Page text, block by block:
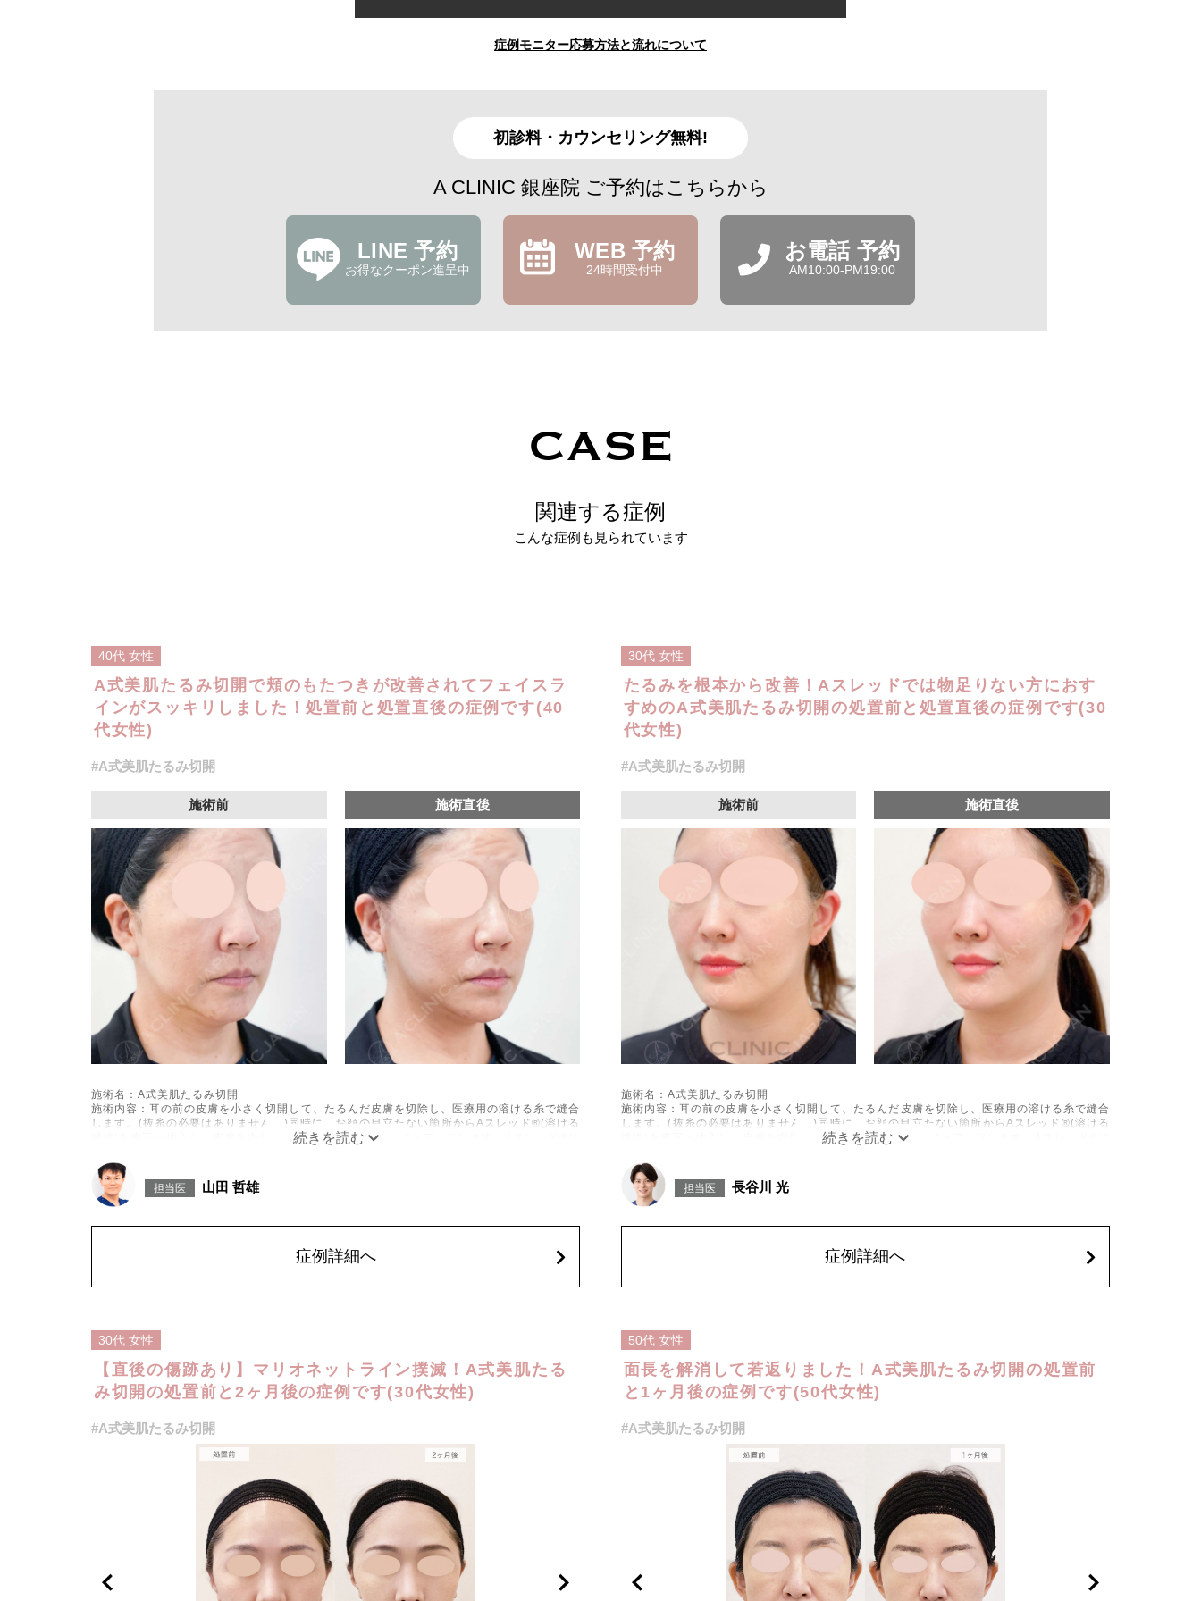
症例モニター応募方法と流れについて
初診料・カウンセリング無料!
A CLINIC 銀座院 ご予約はこちらから
LINE 予約
お得なクーポン進呈中
WEB 予約
24時間受付中
お電話 予約
AM10:00-PM19:00
CASE
関連する症例
こんな症例も見られています
40代 女性
A式美肌たるみ切開で頬のもたつきが改善されてフェイスラ
インがスッキリしました！処置前と処置直後の症例です(40
代女性)
#A式美肌たるみ切開
施術前 施術直後
施術名：A式美肌たるみ切開
施術内容：耳の前の皮膚を小さく切開して、たるんだ皮膚を切除し、医療用の溶ける糸で縫合
します。(抜糸の必要はありません。)同時に、お顔の目立たない箇所からAスレッド®(溶ける
繊維)を皮下へ挿入し、皮膚を内側から引き上げてお顔をリフトアップします。Aスレッド®は
続します。
施術時間：約60分程
リスク、副作用：腫れ、内出血、疼痛、むくみなどが術後一時的に生じることがございます。
また、稀に細菌感染症、左右差、色素沈着、感覚障害、運動障害、創離開、肥厚性瘢痕、創部
担当医 山田 哲雄
症例詳細へ
30代 女性
たるみを根本から改善！Aスレッドでは物足りない方におす
すめのA式美肌たるみ切開の処置前と処置直後の症例です(30
代女性)
#A式美肌たるみ切開
施術前 施術直後
施術名：A式美肌たるみ切開
施術内容：耳の前の皮膚を小さく切開して、たるんだ皮膚を切除し、医療用の溶ける糸で縫合
します。(抜糸の必要はありません。)同時に、お顔の目立たない箇所からAスレッド®(溶ける
繊維)を皮下へ挿入し、皮膚を内側から引き上げてお顔をリフトアップします。Aスレッド®は
続します。
施術時間：約60分程
リスク、副作用：腫れ、内出血、疼痛、むくみなどが術後一時的に生じることがございます。
また、稀に細菌感染症、左右差、色素沈着、感覚障害、運動障害、創離開、肥厚性瘢痕、創部
担当医 長谷川 光
症例詳細へ
30代 女性
【直後の傷跡あり】マリオネットライン撲滅！A式美肌たる
み切開の処置前と2ヶ月後の症例です(30代女性)
#A式美肌たるみ切開
50代 女性
面長を解消して若返りました！A式美肌たるみ切開の処置前
と1ヶ月後の症例です(50代女性)
#A式美肌たるみ切開